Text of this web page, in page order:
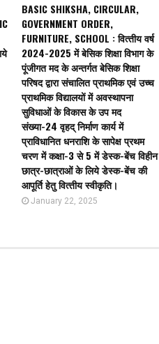
BASIC SHIKSHA, CIRCULAR,
GOVERNMENT ORDER,
FURNITURE, SCHOOL : वित्‍तीय वर्ष
2024-2025 में बेसिक शिक्षा विभाग के
पूंजीगत मद के अन्तर्गत बेसिक शिक्षा
परिषद द्वारा संचालित प्राथमिक एवं उच्च
प्राथमिक विद्यालयों में अवस्थापना
सुविधाओं के विकास के उप मद
संख्या-24 वृहद् निर्माण कार्य में
प्राविधानित धनराशि के सापेक्ष प्रथम
चरण में कक्षा-3 से 5 में डेस्क-बेंच विहीन
छात्र-छात्राओं के लिये डेस्क-बेंच की
आपूर्ति हेतु वित्‍तीय स्‍वीकृति।
January 22, 2025